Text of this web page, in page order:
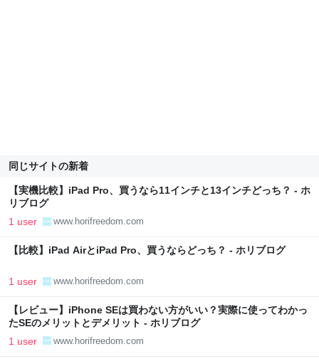
同じサイトの新着
【実機比較】iPad Pro、買うなら11インチと13インチどっち？ - ホ
リブログ
1 user www.horifreedom.com
【比較】iPad AirとiPad Pro、買うならどっち？ - ホリブログ
1 user www.horifreedom.com
【レビュー】iPhone SEは買わない方がいい？実際に使ってわかっ
たSEのメリットとデメリット - ホリブログ
1 user www.horifreedom.com